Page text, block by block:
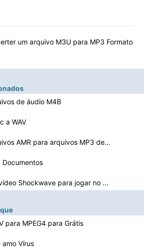
um arquivo M3U ​​para MP3 Formato
de áudio M4B
a WAV
Como converter arquivos AMR para arquivos MP3 de graça…
Documentos
Como converter um vídeo Shockwave para jogar no Window…
MIDI Download
para MPEG4 para Grátis
amo Vírus